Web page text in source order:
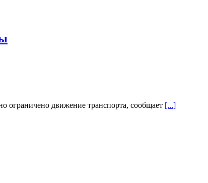
ограничено движение транспорта, сообщает [...]